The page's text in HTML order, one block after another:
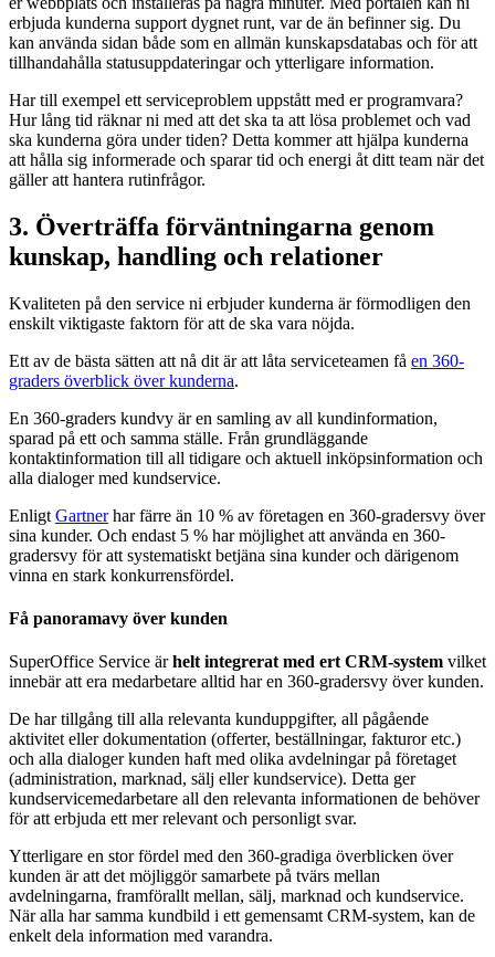
erbjuda kunderna support dygnet runt, var de än befinner sig. Du
kan använda sidan både som en allmän kunskapsdatabas och för att
tillhandahålla statusuppdateringar och ytterligare information.
Har till exempel ett serviceproblem uppstått med er programvara?
Hur lång tid räknar ni med att det ska ta att lösa problemet och vad
ska kunderna göra under tiden? Detta kommer att hjälpa kunderna
att hålla sig informerade och sparar tid och energi åt ditt team när det
gäller att hantera rutinfrågor.
3. Överträffa förväntningarna genom
kunskap, handling och relationer
Kvaliteten på den service ni erbjuder kunderna är förmodligen den
enskilt viktigaste faktorn för att de ska vara nöjda.
Ett av de bästa sätten att nå dit är att låta serviceteamen få en 360-
graders överblick över kunderna.
En 360-graders kundvy är en samling av all kundinformation,
sparad på ett och samma ställe. Från grundläggande
kontaktinformation till all tidigare och aktuell inköpsinformation och
alla dialoger med kundservice.
Enligt Gartnerhar färre än 10 % av företagen en 360-gradersvy över
sina kunder. Och endast 5 % har möjlighet att använda en 360-
gradersvy för att systematiskt betjäna sina kunder och därigenom
vinna en stark konkurrensfördel.
Få panoramavy över kunden
SuperOffice Service ärhelt integrerat med ert CRM-system vilket
innebär att era medarbetare alltid har en 360-gradersvy över kunden.
De har tillgång till alla relevanta kunduppgifter, all pågående
aktivitet eller dokumentation (offerter, beställningar, fakturor etc.)
och alla dialoger kunden haft med olika avdelningar på företaget
(administration, marknad, sälj eller kundservice). Detta ger
kundservicemedarbetare all den relevanta informationen de behöver
för att erbjuda ett mer relevant och personligt svar.
Ytterligare en stor fördel med den 360-gradiga överblicken över
kunden är att det möjliggör samarbete på tvärs mellan
avdelningarna, framförallt mellan, sälj, marknad och kundservice.
När alla har samma kundbild i ett gemensamt CRM-system, kan de
enkelt dela information med varandra.